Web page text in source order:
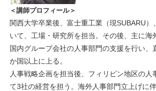
＜講師プロフィール＞
関西大学卒業後、富士重工業（現SUBARU）
いて、工場・研究所を担当。その後、主に海
国内グループ会社の人事部門の支援を行い、
か国以上に上る。
人事戦略企画を担当後、フィリピン地区の人
て3社の経営を担う。海外人事部門立上げに